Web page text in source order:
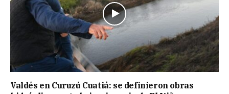
Valdés en Curuzú Cuatiá: se definieron obras